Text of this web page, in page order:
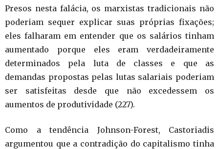
Presos nesta falácia, os marxistas tradicionais não
poderiam sequer explicar suas próprias fixações;
eles falharam em entender que os salários tinham
aumentado porque eles eram verdadeiramente
determinados pela luta de classes e que as
demandas propostas pelas lutas salariais poderiam
ser satisfeitas desde que não excedessem os
aumentos de produtividade (227).
Como a tendência Johnson-Forest, Castoriadis
argumentou que a contradição do capitalismo tinha